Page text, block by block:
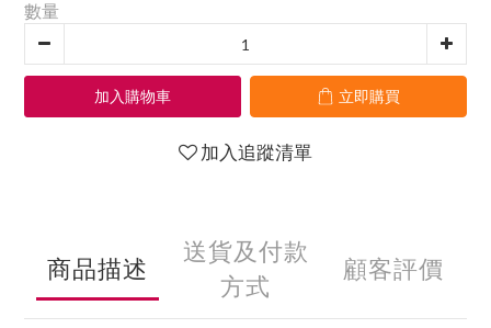
數量
加入購物車 立即購買
加入追蹤清單
商品描述
送貨及付款
方式
顧客評價